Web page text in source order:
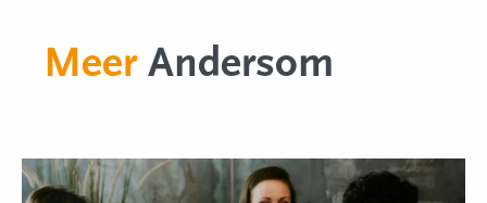
MeerAndersom